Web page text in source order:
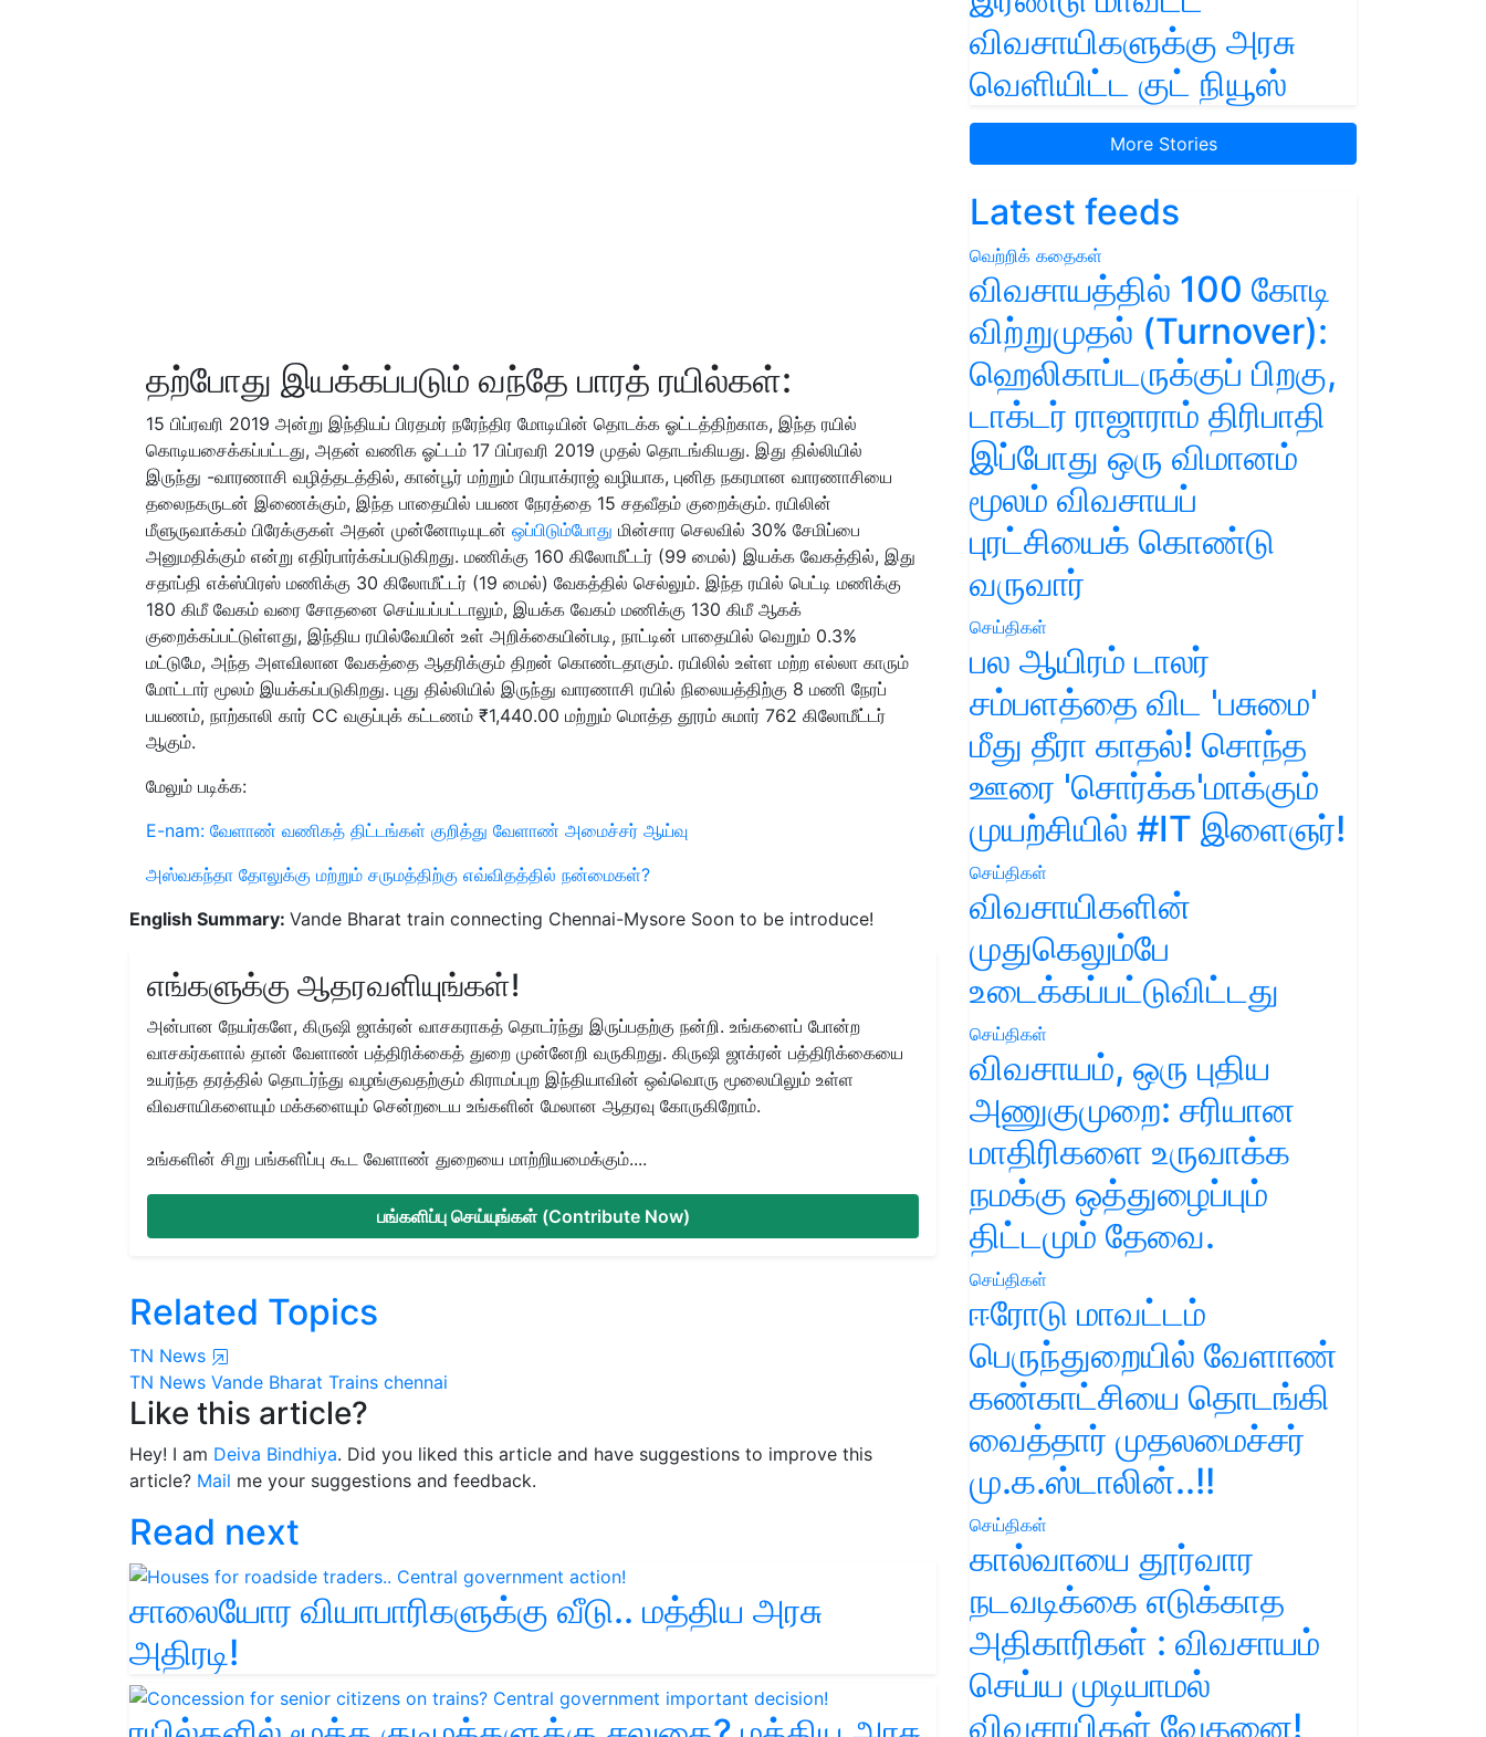
தற்போது இயக்கப்படும் வந்தே பாரத் ரயில்கள்:
15 பிப்ரவரி 2019 அன்று இந்தியப் பிரதமர் நரேந்திர மோடியின் தொடக்க ஓட்டத்திற்காக, இந்த ரயில்
கொடியசைக்கப்பட்டது, அதன் வணிக ஓட்டம் 17 பிப்ரவரி 2019 முதல் தொடங்கியது. இது தில்லியில்
இருந்து -வாரணாசி வழித்தடத்தில், கான்பூர் மற்றும் பிரயாக்ராஜ் வழியாக, புனித நகரமான வாரணாசியை
தலைநகருடன் இணைக்கும், இந்த பாதையில் பயண நேரத்தை 15 சதவீதம் குறைக்கும். ரயிலின்
மீளுருவாக்கம் பிரேக்குகள் அதன் முன்னோடியுடன் ஒப்பிடும்போது மின்சார செலவில் 30% சேமிப்பை
அனுமதிக்கும் என்று எதிர்பார்க்கப்படுகிறது. மணிக்கு 160 கிலோமீட்டர் (99 மைல்) இயக்க வேகத்தில், இது
சதாப்தி எக்ஸ்பிரஸ் மணிக்கு 30 கிலோமீட்டர் (19 மைல்) வேகத்தில் செல்லும். இந்த ரயில் பெட்டி மணிக்கு
180 கிமீ வேகம் வரை சோதனை செய்யப்பட்டாலும், இயக்க வேகம் மணிக்கு 130 கிமீ ஆகக்
குறைக்கப்பட்டுள்ளது, இந்திய ரயில்வேயின் உள் அறிக்கையின்படி, நாட்டின் பாதையில் வெறும் 0.3%
மட்டுமே, அந்த அளவிலான வேகத்தை ஆதரிக்கும் திறன் கொண்டதாகும். ரயிலில் உள்ள மற்ற எல்லா காரும்
மோட்டார் மூலம் இயக்கப்படுகிறது. புது தில்லியில் இருந்து வாரணாசி ரயில் நிலையத்திற்கு 8 மணி நேரப்
பயணம், நாற்காலி கார் CC வகுப்புக் கட்டணம் ₹1,440.00 மற்றும் மொத்த தூரம் சுமார் 762 கிலோமீட்டர்
ஆகும்.
மேலும் படிக்க:
E-nam: வேளாண் வணிகத் திட்டங்கள் குறித்து வேளாண் அமைச்சர் ஆய்வு
அஸ்வகந்தா தோலுக்கு மற்றும் சருமத்திற்கு எவ்விதத்தில் நன்மைகள்?
English Summary: Vande Bharat train connecting Chennai-Mysore Soon to be introduce!
எங்களுக்கு ஆதரவளியுங்கள்!
அன்பான நேயர்களே, கிருஷி ஜாக்ரன் வாசகராகத் தொடர்ந்து இருப்பதற்கு நன்றி. உங்களைப் போன்ற
வாசகர்களால் தான் வேளாண் பத்திரிக்கைத் துறை முன்னேறி வருகிறது. கிருஷி ஜாக்ரன் பத்திரிக்கையை
உயர்ந்த தரத்தில் தொடர்ந்து வழங்குவதற்கும் கிராமப்புற இந்தியாவின் ஒவ்வொரு மூலையிலும் உள்ள
விவசாயிகளையும் மக்களையும் சென்றடைய உங்களின் மேலான ஆதரவு கோருகிறோம்.
உங்களின் சிறு பங்களிப்பு கூட வேளாண் துறையை மாற்றியமைக்கும்....
பங்களிப்பு செய்யுங்கள் (Contribute Now)
Related Topics
TN News
TN News Vande Bharat Trains chennai
Like this article?
Hey! I am Deiva Bindhiya. Did you liked this article and have suggestions to improve this
article? Mail me your suggestions and feedback.
Read next
சாலையோர வியாபாரிகளுக்கு வீடு.. மத்திய அரசு
அதிரடி!
விவசாயிகளுக்கு அரசு
வெளியிட்ட குட் நியூஸ்
More Stories
Latest feeds
வெற்றிக் கதைகள்
விவசாயத்தில் 100 கோடி
விற்றுமுதல் (Turnover):
ஹெலிகாப்டருக்குப் பிறகு,
டாக்டர் ராஜாராம் திரிபாதி
இப்போது ஒரு விமானம்
மூலம் விவசாயப்
புரட்சியைக் கொண்டு
வருவார்
செய்திகள்
பல ஆயிரம் டாலர்
சம்பளத்தை விட 'பசுமை'
மீது தீரா காதல்! சொந்த
ஊரை 'சொர்க்க'மாக்கும்
முயற்சியில் #IT இளைஞர்!
செய்திகள்
விவசாயிகளின்
முதுகெலும்பே
உடைக்கப்பட்டுவிட்டது
செய்திகள்
விவசாயம், ஒரு புதிய
அணுகுமுறை: சரியான
மாதிரிகளை உருவாக்க
நமக்கு ஒத்துழைப்பும்
திட்டமும் தேவை.
செய்திகள்
ஈரோடு மாவட்டம்
பெருந்துறையில் வேளாண்
கண்காட்சியை தொடங்கி
வைத்தார் முதலமைச்சர்
மு.க.ஸ்டாலின்..!!
செய்திகள்
கால்வாயை தூர்வார
நடவடிக்கை எடுக்காத
அதிகாரிகள் : விவசாயம்
செய்ய முடியாமல்
விவசாயிகள் வேதனை!